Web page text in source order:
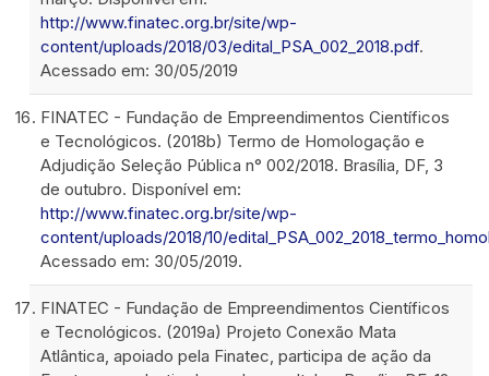
http://www.finatec.org.br/site/wp-
content/uploads/2018/03/edital_PSA_002_2018.pdf.
Acessado em: 30/05/2019
FINATEC - Fundação de Empreendimentos Científicos
e Tecnológicos. (2018b) Termo de Homologação e
Adjudição Seleção Pública n° 002/2018. Brasília, DF, 3
de outubro. Disponível em:
http://www.finatec.org.br/site/wp-
content/uploads/2018/10/
Acessado em: 30/05/2019.
FINATEC - Fundação de Empreendimentos Científicos
e Tecnológicos. (2019a) Projeto Conexão Mata
Atlântica, apoiado pela Finatec, participa de ação da